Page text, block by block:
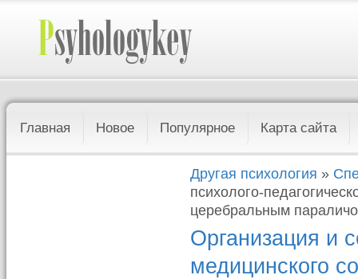
Главная Новое Популярное Карта сайта
Другая психология »
психолого-
церебральным
Организация и
медицинского